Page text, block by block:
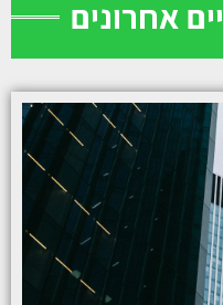
אחרונים